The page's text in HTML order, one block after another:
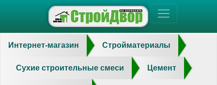
Интернет-магазин Стройматериалы
Сухие строительные смеси Цемент